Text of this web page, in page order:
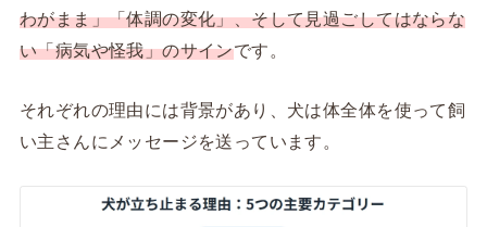
わがまま」「体調の変化」、そして見過ごしてはならな
い「病気や怪我」のサインです。
それぞれの理由には背景があり、犬は体全体を使って飼
い主さんにメッセージを送っています。